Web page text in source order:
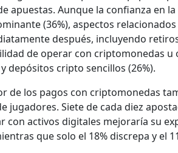
apues­tas. Aunque la con­fi­an­za en
(36%), aspec­tos
después, incluyen­do
de oper­ar con crip­tomonedas
y depósi­tos crip­to sen­cil­los (26%).
de los pagos con crip­tomonedas
jugadores. Siete de cada diez
con activos dig­i­tales mejo­raría su
que solo el 18% dis­crepa y el